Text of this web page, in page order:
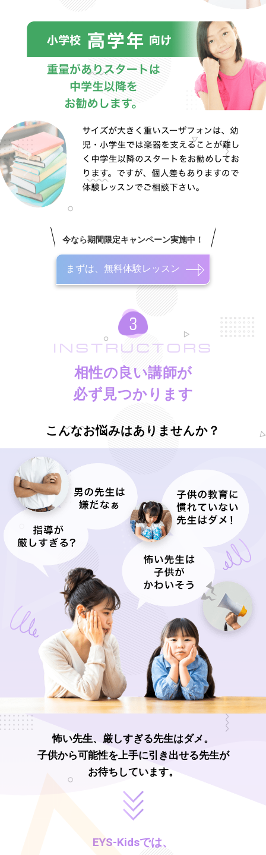
今なら期間限定キャンペーン実施中！
まずは、無料体験レッスン
INSTRUCTORS
相性の良い講師が
必ず見つかります
こんなお悩みはありませんか？
怖い先生、厳しすぎる先生はダメ。
子供から可能性を上手に引き出せる先生が
お待ちしています。
EYS-Kidsでは、